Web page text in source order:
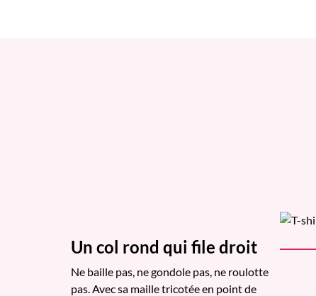
Un col rond qui file droit
Ne baille pas, ne gondole pas, ne roulotte
pas. Avec sa maille tricotée en point de